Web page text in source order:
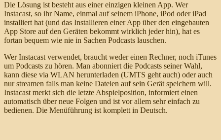
Die Lösung ist besteht aus einer einzigen kleinen App. Wer
Instacast, so ihr Name, einmal auf seinem iPhone, iPod oder iPad
installiert hat (und das Installieren einer App über den eingebauten
App Store auf den Geräten bekommt wirklich jeder hin), hat es
fortan bequem wie nie in Sachen Podcasts lauschen.
Wer Instacast verwendet, braucht weder einen Rechner, noch iTunes
um Podcasts zu hören. Man abonniert die Podcasts seiner Wahl,
kann diese via WLAN herunterladen (UMTS geht auch) oder auch
nur streamen falls man keine Dateien auf sein Gerät speichern will.
Instacast merkt sich die letzte Abspielposition, informiert einen
automatisch über neue Folgen und ist vor allem sehr einfach zu
bedienen. Die Menüführung ist komplett in Deutsch.